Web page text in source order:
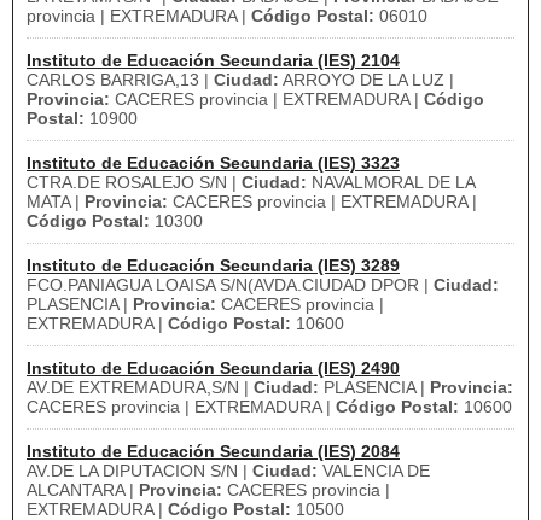
provincia | EXTREMADURA | Código Postal: 06010
Instituto de Educación Secundaria (IES) 2104
CARLOS BARRIGA,13 | Ciudad: ARROYO DE LA LUZ |
Provincia: CACERES provincia | EXTREMADURA | Código
Postal: 10900
Instituto de Educación Secundaria (IES) 3323
CTRA.DE ROSALEJO S/N | Ciudad: NAVALMORAL DE LA
MATA | Provincia: CACERES provincia | EXTREMADURA |
Código Postal: 10300
Instituto de Educación Secundaria (IES) 3289
FCO.PANIAGUA LOAISA S/N(AVDA.CIUDAD DPOR | Ciudad:
PLASENCIA | Provincia: CACERES provincia |
EXTREMADURA | Código Postal: 10600
Instituto de Educación Secundaria (IES) 2490
AV.DE EXTREMADURA,S/N | Ciudad: PLASENCIA | Provincia:
CACERES provincia | EXTREMADURA | Código Postal: 10600
Instituto de Educación Secundaria (IES) 2084
AV.DE LA DIPUTACION S/N | Ciudad: VALENCIA DE
ALCANTARA | Provincia: CACERES provincia |
EXTREMADURA | Código Postal: 10500